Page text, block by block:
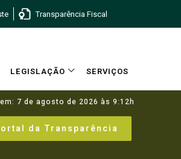
Transparência Fiscal
LEGISLAÇÃO SERVIÇOS
7 de agosto de 2026 às 9:12h
da Transparência